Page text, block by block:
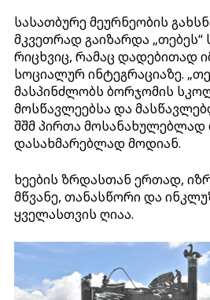
სასათბურე მეურნეობის
მკვეთრად გაიზარდა „თებეს“
რიცხვიც, რამაც დადებითად
სოციალურ ინტეგრაციაზე.
მასპინძლობს ბორჯომის
მოსწავლეებსა და
შშმ პირთა მოსანახულებლად
დასახმარებლად მოდიან.
ხეების ზრდასთან ერთად,
მწვანე, თანასწორი და
ყველასთვის ღიაა.